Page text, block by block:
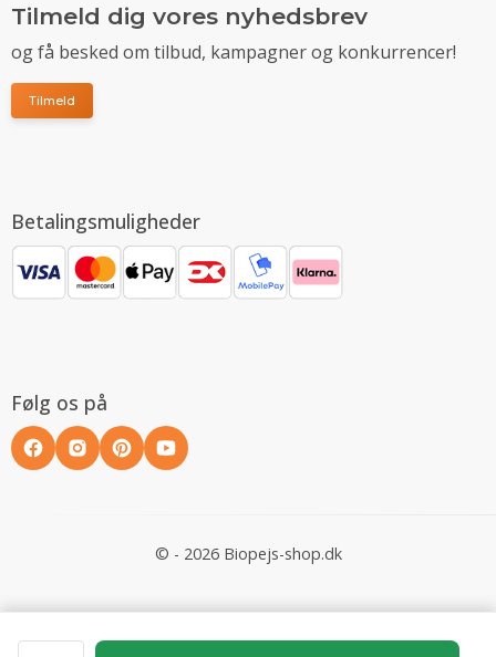
Tilmeld dig vores nyhedsbrev
og få besked om tilbud, kampagner og konkurrencer!
Tilmeld
Betalingsmuligheder
Følg os på
© - 2026 Biopejs-shop.dk